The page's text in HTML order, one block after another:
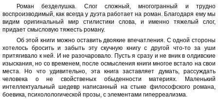
Роман безделушка. Слог сложный, многогранный и трудно
воспроизводимый, как всегда у дуэта работает на роман. Благодаря ему мы
видим оригинальный мир стилистики слова, и именно тяжелый слог,
придает смысловую тяжесть роману.
Об этой книги можно оставить двоякие впечатления. С одной стороны
хотелось бросить и забыть эту скучную книгу с другой что-то за уши
притягивало к ней. И не разочаровало. Пусть я сразу и не вник в олдивские
изыскания, но со временем, после осмысления книги многое встало на свои
места. Но что удивительно, эта книга заставляет думать, рассуждать
человека о не свойственых обыденности материях. Маленький
интеллектуальный шедевр написанный на стыке философского романа,
боевика, психолологической прозы, с элементами гиперреализма.